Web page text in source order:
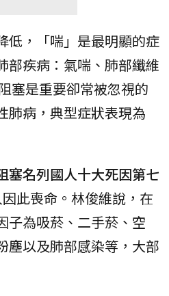
低，「喘」是最明顯的症
部疾病：氣喘、肺部纖維
塞是重要卻常被忽視的
肺病，典型症狀表現為
塞名列國人十大死因第七
此喪命。林俊維說，在
子為吸菸、二手菸、空
塵以及肺部感染等，大部